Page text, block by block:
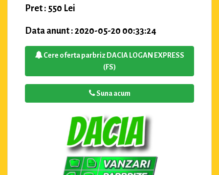
Pret : 550 Lei
Data anunt : 2020-05-20 00:33:24
Cere oferta parbriz DACIA LOGAN EXPRESS
(FS)
Suna acum